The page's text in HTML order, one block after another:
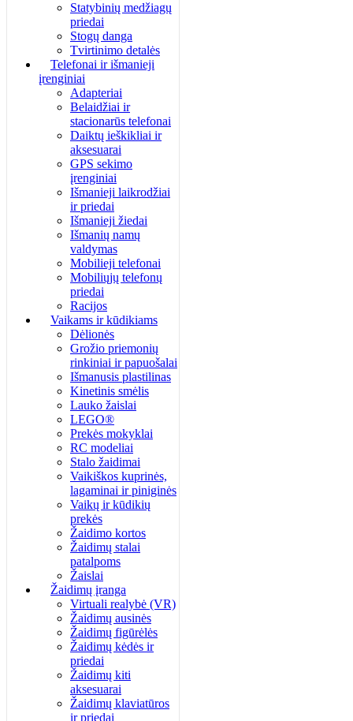
Statybinių medžiagų
priedai
Stogų danga
Tvirtinimo detalės
Telefonai ir išmanieji
įrenginiai
Adapteriai
Belaidžiai ir
stacionarūs telefonai
Daiktų ieškikliai ir
aksesuarai
GPS sekimo
įrenginiai
Išmanieji laikrodžiai
ir priedai
Išmanieji žiedai
Išmanių namų
valdymas
Mobilieji telefonai
Mobiliųjų telefonų
priedai
Racijos
Vaikams ir kūdikiams
Dėlionės
Grožio priemonių
rinkiniai ir papuošalai
Išmanusis plastilinas
Kinetinis smėlis
Lauko žaislai
LEGO®
Prekės mokyklai
RC modeliai
Stalo žaidimai
Vaikiškos kuprinės,
lagaminai ir piniginės
Vaikų ir kūdikių
prekės
Žaidimo kortos
Žaidimų stalai
patalpoms
Žaislai
Žaidimų įranga
Virtuali realybė (VR)
Žaidimų ausinės
Žaidimų figūrėlės
Žaidimų kėdės ir
priedai
Žaidimų kiti
aksesuarai
Žaidimų klaviatūros
ir priedai